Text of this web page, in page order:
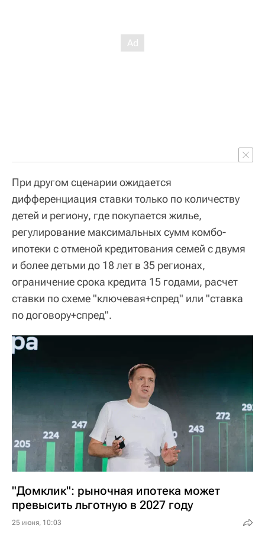
При другом сценарии ожидается
дифференциация ставки только по количеству
детей и региону, где покупается жилье,
регулирование максимальных сумм комбо-
ипотеки с отменой кредитования семей с двумя
и более детьми до 18 лет в 35 регионах,
ограничение срока кредита 15 годами, расчет
ставки по схеме "ключевая+спред" или "ставка
по договору+спред".
"Домклик": рыночная ипотека может
превысить льготную в 2027 году
25 июня, 10:03